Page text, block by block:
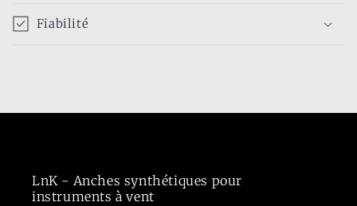
Fiabilité
LnK - Anches synthétiques pour
instruments à vent